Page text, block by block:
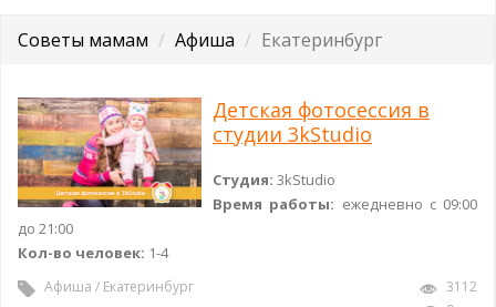
Советы мамам Афиша Екатеринбург
Детская фотосессия в
студии 3kStudio
Студия: 3kStudio
Время работы: ежедневно с 09:00
до 21:00
Кол-во человек: 1-4
Афиша / Екатеринбург
3112